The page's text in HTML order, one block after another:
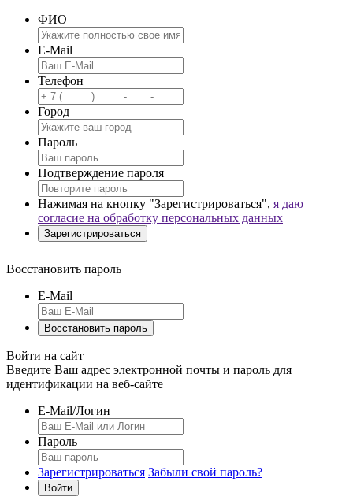
ФИО
E-Mail
Телефон
Город
Пароль
Подтверждение пароля
Нажимая на кнопку "Зарегистрироваться", я даю
согласие на обработку персональных данных
Восстановить пароль
E-Mail
Войти на сайт
Введите Ваш адрес электронной почты и пароль для
идентификации на веб-сайте
E-Mail/Логин
Пароль
Зарегистрироваться Забыли свой пароль?